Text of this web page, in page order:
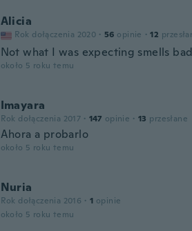
Alicia
Rok dołączenia 2020 · 56 opinie · 12
Not what I was expecting smells
około 5 roku temu
Imayara
Rok dołączenia 2017 · 147 opinie · 13 przesłane
Ahora a probarlo
około 5 roku temu
Nuria
Rok dołączenia 2016 · 1 opinie
około 5 roku temu